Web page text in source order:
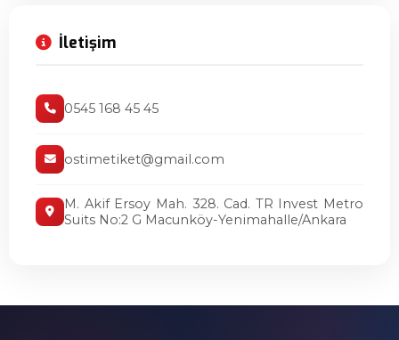
İletişim
0545 168 45 45
ostimetiket@gmail.com
M. Akif Ersoy Mah. 328. Cad. TR Invest Metro
Suits No:2 G Macunköy-Yenimahalle/Ankara